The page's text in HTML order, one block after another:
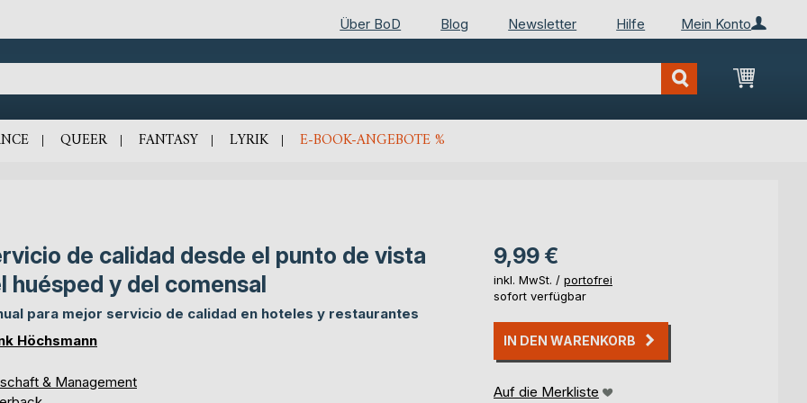
Mein Konto
Über BoD Blog Newsletter Hilfe
Mein
QUEER FANTASY LYRIK E-BOOK-ANGEBOTE %
de calidad desde el punto de vista
huésped y del comensal
para mejor servicio de calidad en hoteles y restaurantes
Höchsmann
& Management
9,99 €
inkl. MwSt. / portofrei
sofort verfügbar
IN DEN WARENKORB
Auf die Merkliste